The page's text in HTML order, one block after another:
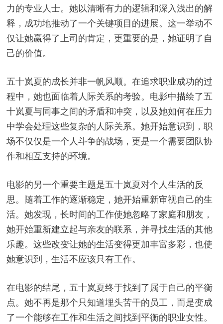
力的专业人士。她以清晰有力的逻辑和深入浅出的解
释，成功地推动了一个关键项目的进展。这一举动不
仅让她赢得了上司的肯定，更重要的是，她证明了自
己的价值。
五十岚夏的成长并非一帆风顺。在追求职业成功的过
程中，她也面临着人际关系的考验。电影中描绘了五
十岚夏与同事之间的矛盾和冲突，以及她如何在压力
中学会处理这些复杂的人际关系。她开始意识到，职
场不仅仅是一个人斗争的战场，更是一个需要团队协
作和相互支持的环境。
电影的另一个重要主题是五十岚夏对个人生活的反
思。随着工作的逐渐稳定，她开始重新审视自己的生
活。她发现，长时间的工作使她忽略了家庭和朋友，
她开始重新建立起与亲友的联系，并寻找生活的其他
乐趣。这些改变让她的生活变得更加丰富多彩，也使
她意识到，生活不应该只有工作。
在电影的结尾，五十岚夏终于找到了属于自己的平衡
点。她不再是那个只知道埋头苦干的员工，而是变成
了一个能够在工作和生活之间找到平衡的职业女性。